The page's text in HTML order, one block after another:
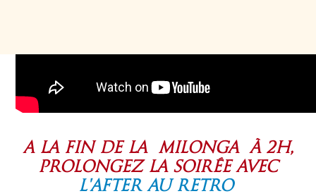
A la fin de la milonga à 2h,
prolongez la soirée avec
l'AFter au RETRO